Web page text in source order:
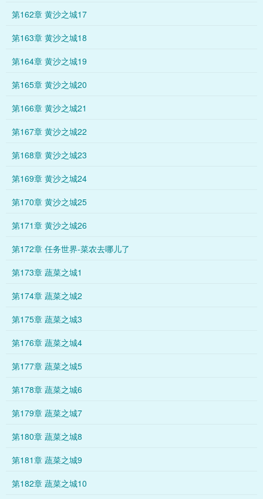
第162章 黄沙之城17
第163章 黄沙之城18
第164章 黄沙之城19
第165章 黄沙之城20
第166章 黄沙之城21
第167章 黄沙之城22
第168章 黄沙之城23
第169章 黄沙之城24
第170章 黄沙之城25
第171章 黄沙之城26
第172章 任务世界-菜农去哪儿了
第173章 蔬菜之城1
第174章 蔬菜之城2
第175章 蔬菜之城3
第176章 蔬菜之城4
第177章 蔬菜之城5
第178章 蔬菜之城6
第179章 蔬菜之城7
第180章 蔬菜之城8
第181章 蔬菜之城9
第182章 蔬菜之城10